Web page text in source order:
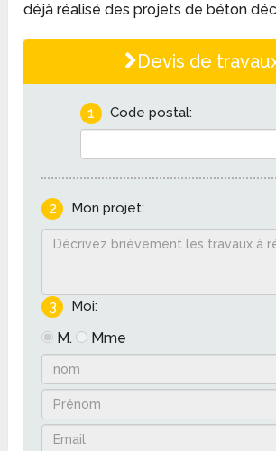
déjà réalisé des projets de béton
Devis de
1 Code postal:
2 Mon projet:
3 Moi:
M. Mme